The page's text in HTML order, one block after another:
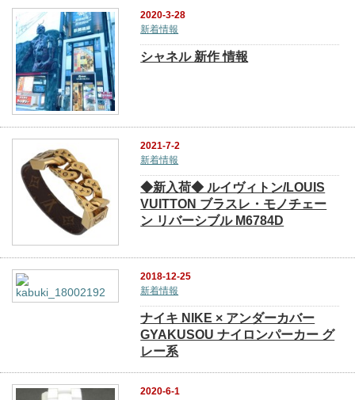
2020-3-28
新着情報
シャネル 新作 情報
2021-7-2
新着情報
◆新入荷◆ ルイヴィトン/LOUIS
VUITTON ブラスレ・モノチェー
ン リバーシブル M6784D
2018-12-25
新着情報
ナイキ NIKE × アンダーカバー
GYAKUSOU ナイロンパーカー グ
レー系
2020-6-1